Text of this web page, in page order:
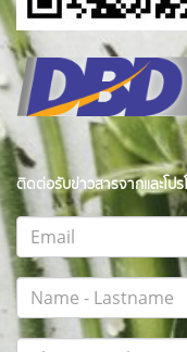
ติดต่อรับข่าวสารจากและโป